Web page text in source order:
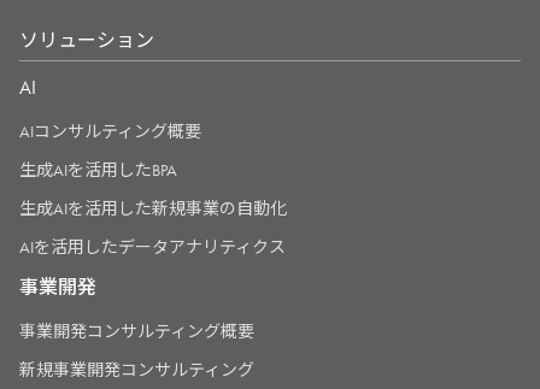
ソリューション
AI
AIコンサルティング概要
生成AIを活用したBPA
生成AIを活用した新規事業の自動化
AIを活用したデータアナリティクス
事業開発
事業開発コンサルティング概要
新規事業開発コンサルティング